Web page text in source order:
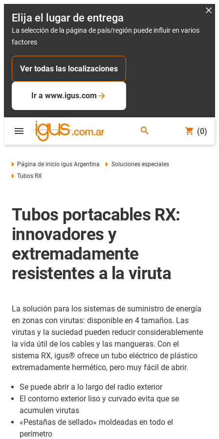
Elija el lugar de entrega
La selección de la página de país/región puede influir en varios
factores
Ver todas las localizaciones
Ir a www.igus.com
(0)
Página de inicio igus Argentina
Soluciones especiales
Tubos RX
Tubos portacables RX:
innovadores y
extremadamente
resistentes a la viruta
La solución para los sistemas de suministro de energía
en zonas con virutas: disponible en 4 tamaños. Las
virutas y la suciedad pueden reducir considerablemente
la vida útil de los cables y las mangueras. Con el
sistema RX, igus® ofrece un tubo eléctrico de plástico
extremadamente hermético, pero muy fácil de abrir.
Se puede abrir a lo largo del radio exterior
El contorno exterior liso y curvado evita que se
acumulen virutas
«Pestañas de sellado» moldeadas en todo el
perímetro